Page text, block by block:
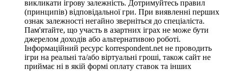
викликати ігрову залежність. Дотримуйтесь правил
(принципів) відповідальної гри. При виявленні перших
ознак залежності негайно зверніться до спеціаліста.
Пам'ятайте, що участь в азартних іграх не може бути
джерелом доходів або альтернативою роботі.
Інформаційний ресурс korrespondent.net не проводить
ігри на реальні та/або віртуальні гроші, також сайт не
приймає ні в якій формі оплату ставок та інших